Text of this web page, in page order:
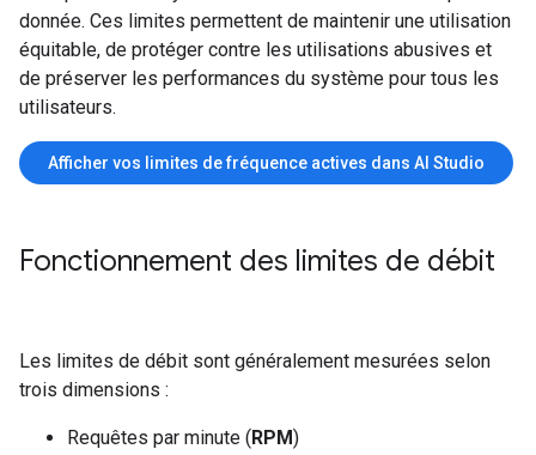
donnée. Ces limites permettent de maintenir une utilisation
équitable, de protéger contre les utilisations abusives et
de préserver les performances du système pour tous les
utilisateurs.
Afficher vos limites de fréquence actives dans AI Studio
Fonctionnement des limites de débit
Les limites de débit sont généralement mesurées selon
trois dimensions :
Requêtes par minute (RPM)